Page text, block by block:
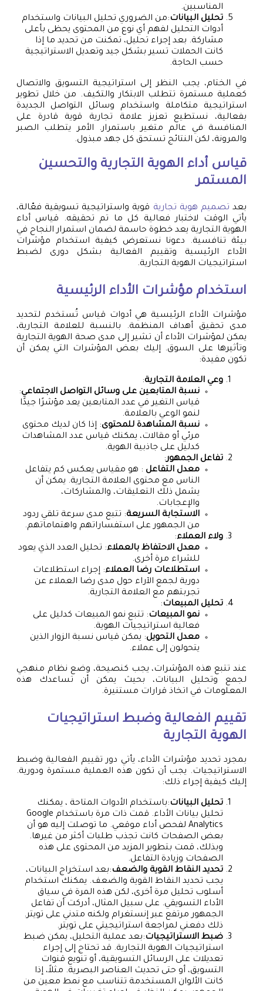
المناسبين.
تحليل البيانات:من الضروري تحليل البيانات واستخدام
أدوات التحليل لفهم أي نوع من المحتوى يحظى بأعلى
مشاركة. بعد إجراء تحليل، تمكنت من تحديد ما إذا
كانت الحملات تسير بشكل جيد وتعديل الاستراتيجية
حسب الحاجة.
في الختام، يجب النظر إلى استراتيجية التسويق والاتصال
كعملية مستمرة تتطلب الابتكار والتكيف. من خلال تطوير
استراتيجية متكاملة واستخدام وسائل التواصل الجديدة
بفعالية، نستطيع تعزيز علامة تجارية قوية قادرة على
المنافسة في عالم متغير باستمرار. الأمر يتطلب الصبر
والمرونة، لكن النتائج تستحق كل جهد مبذول.
قياس أداء الهوية التجارية والتحسين
المستمر
بعد تصميم هوية تجارية قوية واستراتيجية تسويقية فعّالة،
يأتي الوقت لاختبار فعالية كل ما تم تحقيقه. قياس أداء
الهوية التجارية يعد خطوة حاسمة لضمان استمرار النجاح في
بيئة تنافسية. دعونا نستعرض كيفية استخدام مؤشرات
الأداء الرئيسية وتقييم الفعالية بشكل دورى لضبط
استراتيجيات الهوية التجارية.
استخدام مؤشرات الأداء الرئيسية
مؤشرات الأداء الرئيسية هي أدوات قياس تُستخدم لتحديد
مدى تحقيق أهداف المنظمة. بالنسبة للعلامة التجارية،
يمكن لمؤشرات الأداء أن تشير إلى مدى صحة الهوية التجارية
وتأثيرها على السوق. إليك بعض المؤشرات التي يمكن أن
تكون مفيدة:
وعي العلامة التجارية:
نسبة المتابعين على وسائل التواصل الاجتماعي:
قياس التغير في عدد المتابعين يعد مؤشرًا جيدًا
لنمو الوعي بالعلامة.
نسبة المشاهدة للمحتوى: إذا كان لديك محتوى
مرئي أو مقالات، يمكنك قياس عدد المشاهدات
كدليل على جاذبية الهوية.
تفاعل الجمهور:
معدل التفاعل : هو مقياس يعكس كم يتفاعل
الناس مع محتوى العلامة التجارية. يمكن أن
يشمل ذلك التعليقات، والمشاركات،
والإعجابات.
الاستجابة السريعة: تتبع مدى سرعة تلقي ردود
من الجمهور على استفساراتهم واهتماماتهم.
ولاء العملاء:
معدل الاحتفاظ بالعملاء: تحليل العدد الذي يعود
للشراء مرة أخرى.
استطلاعات رضا العملاء: إجراء استطلاعات
دورية لجمع الآراء حول مدى رضا العملاء عن
تجربتهم مع العلامة التجارية.
تحليل المبيعات:
نمو المبيعات: تتبع نمو المبيعات كدليل على
فعالية استراتيجيات الهوية.
معدل التحويل: يمكن قياس نسبة الزوار الذين
يتحولون إلى عملاء.
عند تتبع هذه المؤشرات، يجب كنصيحة، وضع نظام منهجي
لجمع وتحليل البيانات، بحيث يمكن أن تساعدك هذه
المعلومات في اتخاذ قرارات مستنيرة.
تقييم الفعالية وضبط استراتيجيات
الهوية التجارية
بمجرد تحديد مؤشرات الأداء، يأتي دور تقييم الفعالية وضبط
الاستراتيجيات. يجب أن تكون هذه العملية مستمرة ودورية.
إليك كيفية إجراء ذلك:
تحليل البيانات:باستخدام الأدوات المتاحة ، يمكنك
تحليل بيانات الأداء. قمت ذات مرة باستخدام Google
Analytics لفحص أداء موقعي. ما توصلت إليه هو أن
بعض الصفحات كانت تجذب طلبات أكثر من غيرها.
وبذلك، قمت بتطوير المزيد من المحتوى على هذه
الصفحات وزيادة التفاعل.
تحديد النقاط القوية والضعف:بعد استخراج البيانات،
يجب تحديد النقاط القوية والضعف. يمكنك استخدام
أسلوب تحليل مرة أخرى، لكن هذه المرة في سياق
الأداء التسويقي. على سبيل المثال، أدركت أن تفاعل
الجمهور مرتفع عبر إنستغرام ولكنه متدني على تويتر.
ذلك دفعني لمراجعة استراتيجيتي على تويتر.
ضبط الاستراتيجيات:بعد عملية التحليل، يمكن ضبط
استراتيجيات الهوية التجارية. قد تحتاج إلى إجراء
تعديلات على الرسائل التسويقية، أو تنويع قنوات
التسويق، أو حتى تحديث العناصر البصرية. مثلاً، إذا
كانت الألوان المستخدمة تتناسب مع نمط معين من